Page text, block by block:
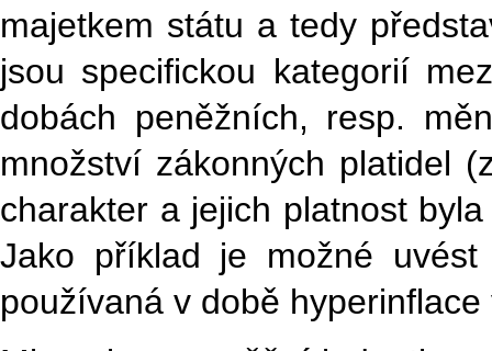
majetkem státu a tedy
jsou specifickou kategorií
dobách peněžních, resp.
množství zákonných platidel
charakter a jejich platnost
Jako příklad je možné uvést
používaná v době